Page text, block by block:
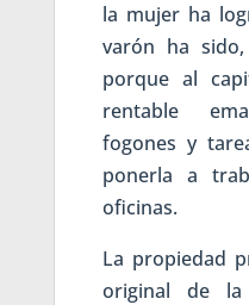
la mujer ha
varón ha
porque al
rentable
fogones y
ponerla a
oficinas.
La propiedad
original de la